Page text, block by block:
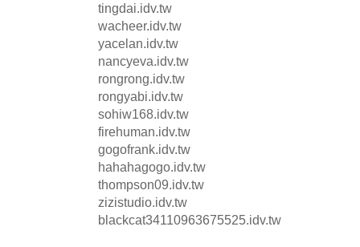
tingdai.idv.tw
wacheer.idv.tw
yacelan.idv.tw
nancyeva.idv.tw
rongrong.idv.tw
rongyabi.idv.tw
sohiw168.idv.tw
firehuman.idv.tw
gogofrank.idv.tw
hahahagogo.idv.tw
thompson09.idv.tw
zizistudio.idv.tw
blackcat34110963675525.idv.tw